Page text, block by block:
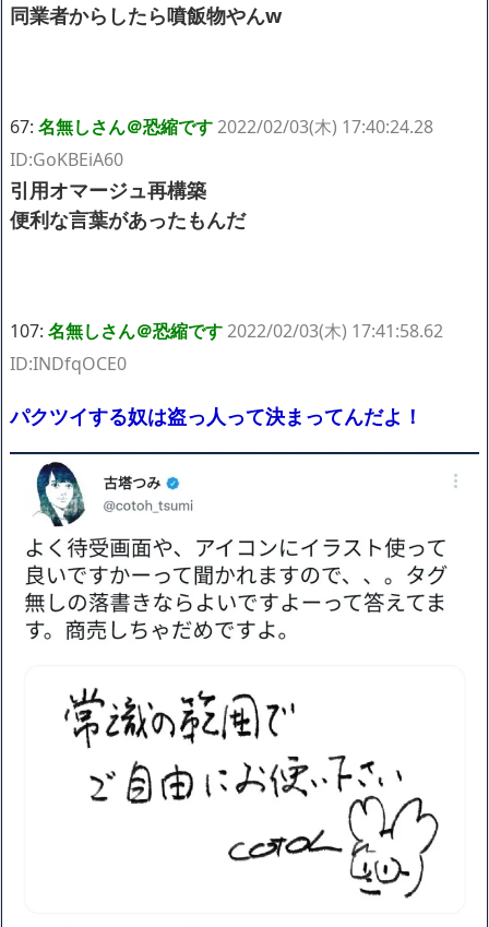
同業者からしたら噴飯物やんw
67: 名無しさん＠恐縮です2022/02/03(木) 17:40:24.28
ID:GoKBEiA60
引用オマージュ再構築
便利な言葉があったもんだ
107: 名無しさん＠恐縮です2022/02/03(木) 17:41:58.62
ID:INDfqOCE0
パクツイする奴は盗っ人って決まってんだよ！